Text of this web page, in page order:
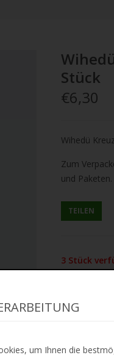
um Ihnen die
Stück
€6,30
Wihedü
Zum
und Paketen.
TEILEN
3 Stück